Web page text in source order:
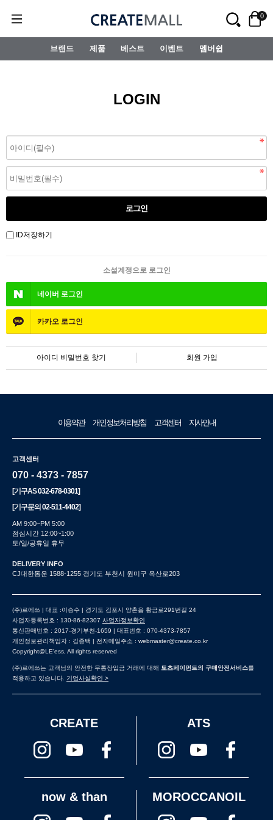
0
브랜드 제품 베스트 이벤트 멤버쉽
LOGIN
ID저장하기
소셜계정으로 로그인
네이버 로그인
카카오 로그인
아이디 비밀번호 찾기 회원 가입
이용약관 개인정보처리방침 고객센터 지사안내
고객센터
070 - 4373 - 7857
[기구AS032-678-0301]
[기구문의02-511-4402]
AM 9:00~PM 5:00
점심시간 12:00~1:00
토/일/공휴일 휴무
DELIVERY INFO
CJ대한통운 1588-1255 경기도 부천시 원미구 옥산로203
(주)르에쓰 | 대표 :이승수 | 경기도 김포시 양촌읍 황금로291번길 24
사업자등록번호 : 130-86-82307 사업자정보확인
통신판매번호 : 2017-경기부천-1659 | 대표번호 : 070-4373-7857
개인정보관리책임자 : 김종택 | 전자메일주소 : webmaster@create.co.kr
Copyright@LE'ess, All rights reserved
(주)르에쓰는 고객님의 안전한 무통장입금 거래에 대해 토츠페이먼트의 구매안전서비스를
적용하고 있습니다. 기업사실확인 >
CREATE ATS
now & than MOROCCANOIL